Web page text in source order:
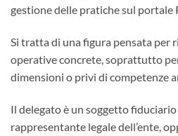
gestione delle pratiche sul portale
Si tratta di una figura pensata per
operative concrete, soprattutto
dimensioni o privi di competenze
Il delegato è un soggetto
rappresentante legale dell’ente,